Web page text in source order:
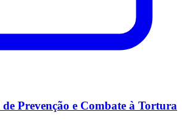
Prevenção e Combate à Tortura